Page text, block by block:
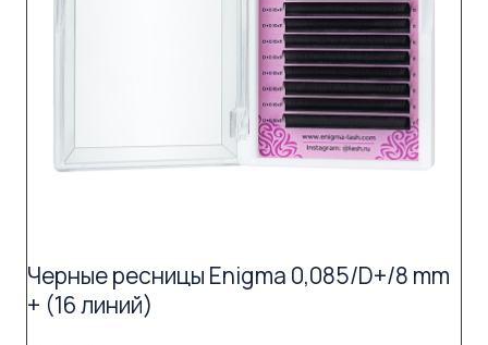
Черные ресницы Enigma 0,085/D+/8 mm
+ (16 линий)